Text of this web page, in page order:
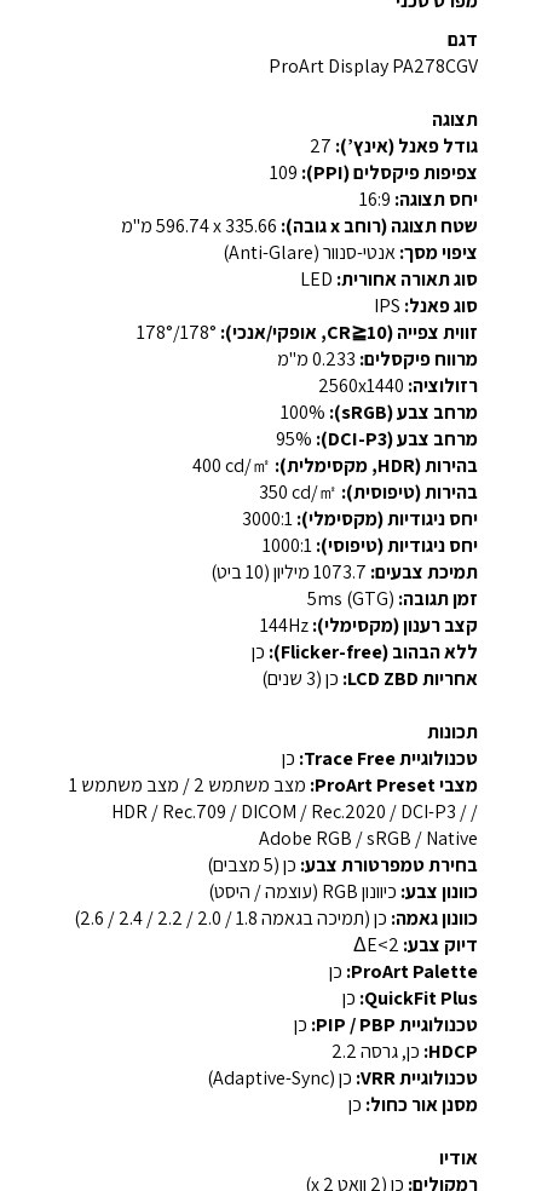
דגם
ProArt Display PA278CGV
תצוגה
גודל פאנל (אינץ’):
צפיפות פיקסלים (PPI):
יחס תצוגה:
שטח תצוגה (רוחב x גובה):
ציפוי מסך:אנטי-סנוור (Anti-Glare)
סוג תאורה אחורית:
סוג פאנל:
זווית צפייה (CR≧10, אופקי/אנכי):
מרווח פיקסלים:
רזולוציה:
מרחב צבע (sRGB):
מרחב צבע (DCI-P3):
בהירות (HDR, מקסימלית):
בהירות (טיפוסית):
יחס ניגודיות (מקסימלי):
יחס ניגודיות (טיפוסי):
תמיכת צבעים:
זמן תגובה:
קצב רענון (מקסימלי):
ללא הבהוב (Flicker-free):
כן
אחריות LCD ZBD:
כן (3 שנים)
תכונות
טכנולוגיית Trace Free:
כן
מצבי ProArt Preset:
מצב משתמש 2 / מצב משתמש 1
/ HDR / Rec.709 / DICOM / Rec.2020 / DCI-P3 /
Adobe RGB / sRGB / Native
בחירת טמפרטורת צבע: כן (5 מצבים)
כוונון צבע: כיוונון RGB (עוצמה / היסט)
כוונון גאמה: כן (תמיכה בגאמה 1.8 / 2.0 / 2.2 / 2.4 / 2.6)
דיוק צבע:
ProArt Palette: כן
QuickFit Plus: כן
טכנולוגיית PIP / PBP:
כן
HDCP: כן, גרסה ‎2.2‎
טכנולוגיית VRR:
כן (Adaptive-Sync)
מסנן אור כחול: כן
אודיו
רמקולים: כן (2 וואט x 2)